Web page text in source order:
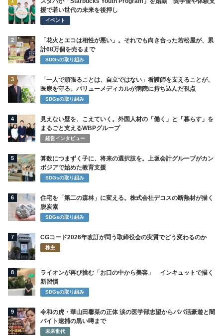
援で若い世代の未来を後押し
イベント
2
「花火とエコは相性が悪い」。それでも向き合った若松屋が、累
計68万個を売るまで
SDGsの取り組み
3
「一人で頑張ることは、自立ではない」看護師を支えることが、
医療を守る。バリューメディカルが病院に持ち込んだ視点
SDGsの取り組み
4
見えない壁を、こえていく。外国人材の「働く」と「暮らす」を
まるごと支えるWBPグループ
経営インタビュー
5
算数につまずく子に、将来の選択肢を。上坂会計グループがカン
ボジアで始めた教育支援
SDGsの取り組み
6
住宅を「第二の森林」に変える。株式会社デコスの断熱材が描く
脱炭素
SDGsの取り組み
7 CGコード2026年改訂が問う取締役会の実質でどう変わるのか
株主
8
ライオンが再び挑む「お口の中から美容」 インキュットで描く
新習慣
SDGsの取り組み
9
令和の虎・華山田馨菜の正体 涙の医学部志望からパパ活豪遊と闇
バイト逮捕の黒い噂まで
未来世代